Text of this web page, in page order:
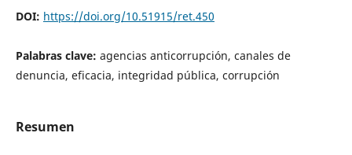
DOI: https://doi.org/10.51915/ret.450
Palabras clave: agencias anticorrupción, canales de
denuncia, eficacia, integridad pública, corrupción
Resumen